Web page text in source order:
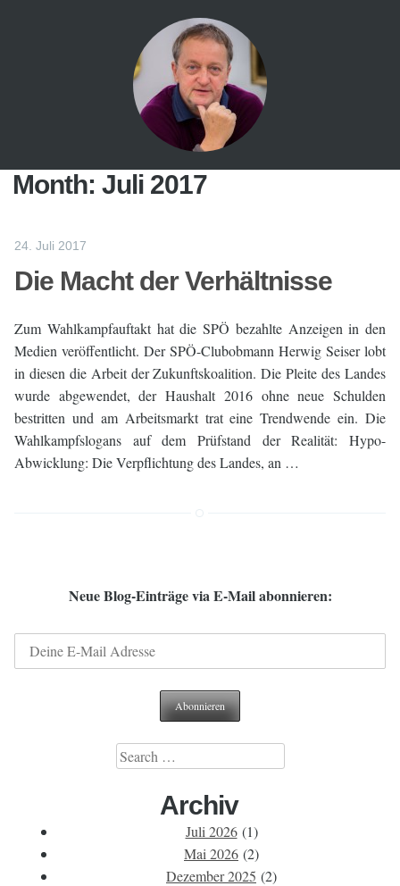
Month: Juli 2017
24. Juli 2017
Die Macht der Verhältnisse
Zum Wahlkampfauftakt hat die SPÖ bezahlte Anzeigen in den
Medien veröffentlicht. Der SPÖ-Clubobmann Herwig Seiser lobt
in diesen die Arbeit der Zukunftskoalition. Die Pleite des Landes
wurde abgewendet, der Haushalt 2016 ohne neue Schulden
bestritten und am Arbeitsmarkt trat eine Trendwende ein. Die
Wahlkampfslogans auf dem Prüfstand der Realität: Hypo-
Abwicklung: Die Verpflichtung des Landes, an …
Neue Blog-Einträge via E-Mail abonnieren:
Search
Archiv
Juli 2026(1)
Mai 2026 (2)
Dezember 2025 (2)